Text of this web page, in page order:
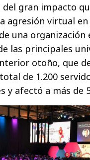
del gran impacto
agresión virtual
una organización
las principales
otoño, que
de 1.200
y afectó a más de